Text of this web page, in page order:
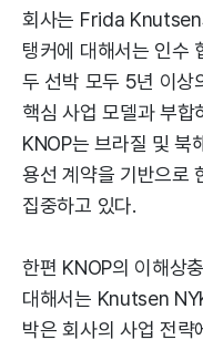
회사는 Frida
탱커에 대해서는 인수
두 선박 모두 5년 이상
핵심 사업 모델과 부합
KNOP는 브라질 및 북
용선 계약을 기반으로
집중하고 있다.
한편 KNOP의 이해상
대해서는 Knutsen
박은 회사의 사업 전략